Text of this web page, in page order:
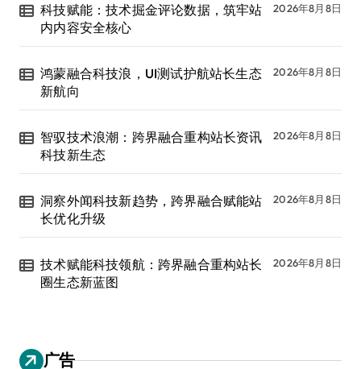
科技赋能：技术掘金评论数据，筑牢站
内内容安全核心
2026年8月8日
鸿蒙融合科技浪，UI测试护航站长生态
新航向
2026年8月8日
智驭技术浪潮：跨界融合重构站长资讯
科技新生态
2026年8月8日
洞察外闻科技新趋势，跨界融合赋能站
长优化升级
2026年8月8日
技术赋能科技领航：跨界融合重构站长
圈生态新蓝图
2026年8月8日
广告